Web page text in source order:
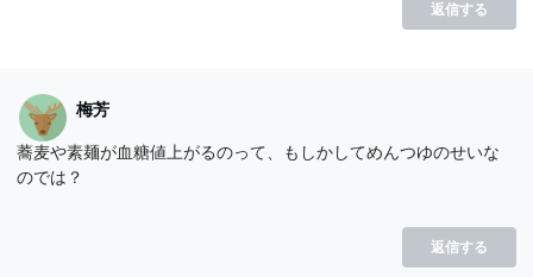
返信する
梅芳
蕎麦や素麺が血糖値上がるのって、もしかしてめんつゆのせいな
のでは？
返信する